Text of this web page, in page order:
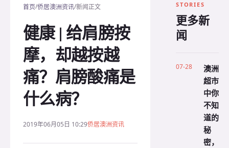
首页/侨居澳洲资讯/新闻正文
健康 | 给肩膀按
摩，却越按越
痛？肩膀酸痛是
什么病？
2019年06月05日 10:29侨居澳洲资讯
STORIES
更多新
闻
07-28
澳洲
超市
中你
不知
道的
秘
密，